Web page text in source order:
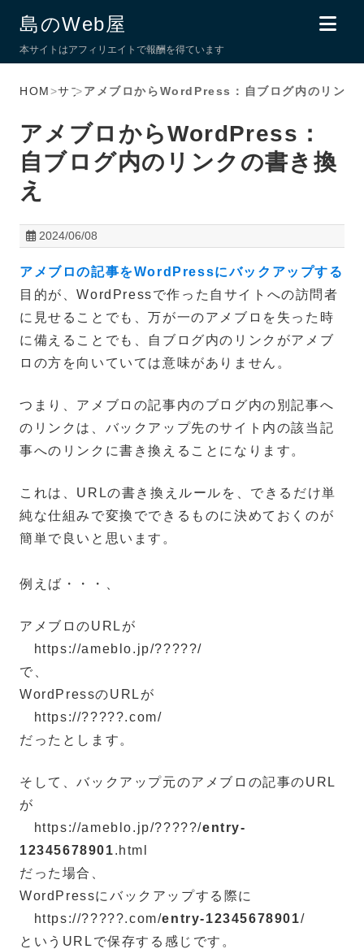
島のWeb屋
本サイトはアフィリエイトで報酬を得ています
HOME
>サブ
>アメブロからWordPress：自ブログ内のリンク
アメブロからWordPress：
自ブログ内のリンクの書き換
え
2024/06/08
アメブロの記事をWordPressにバックアップする
目的が、WordPressで作った自サイトへの訪問者
に見せることでも、万が一のアメブロを失った時
に備えることでも、自ブログ内のリンクがアメブ
ロの方を向いていては意味がありません。
つまり、アメブロの記事内のブログ内の別記事へ
のリンクは、バックアップ先のサイト内の該当記
事へのリンクに書き換えることになります。
これは、URLの書き換えルールを、できるだけ単
純な仕組みで変換でできるものに決めておくのが
簡単で良いと思います。
例えば・・・、
アメブロのURLが
https://ameblo.jp/?????/
で、
WordPressのURLが
https://?????.com/
だったとします。
そして、バックアップ元のアメブロの記事のURL
が
https://ameblo.jp/?????/entry-
12345678901.html
だった場合、
WordPressにバックアップする際に
https://?????.com/entry-12345678901/
というURLで保存する感じです。